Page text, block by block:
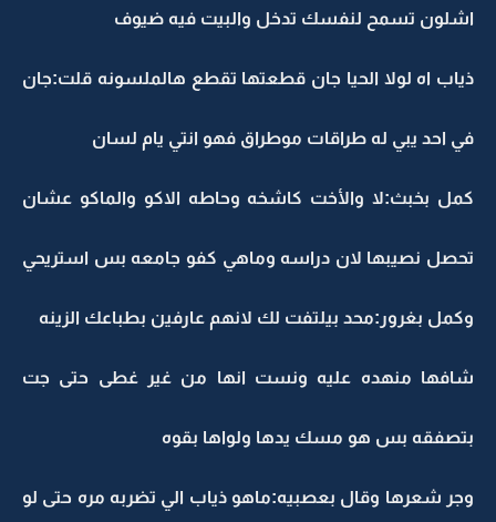
اشلون تسمح لنفسك تدخل والبيت فيه ضيوف
ذياب اه لولا الحيا جان قطعتها تقطع هالملسونه قلت:جان
في احد يبي له طراقات موطراق فهو انتي يام لسان
كمل بخبث:لا والأخت كاشخه وحاطه الاكو والماكو عشان
تحصل نصيبها لان دراسه وماهي كفو جامعه بس استريحي
وكمل بغرور:محد بيلتفت لك لانهم عارفين بطباعك الزينه
شافها منهده عليه ونست انها من غير غطى حتى جت
بتصفقه بس هو مسك يدها ولواها بقوه
وجر شعرها وقال بعصبيه:ماهو ذياب الي تضربه مره حتى لو